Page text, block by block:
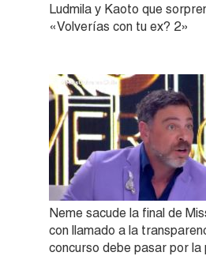
Ludmila y Kaoto que
«Volverías con tu ex? 2»
Neme sacude la final de
con llamado a la
concurso debe pasar por la